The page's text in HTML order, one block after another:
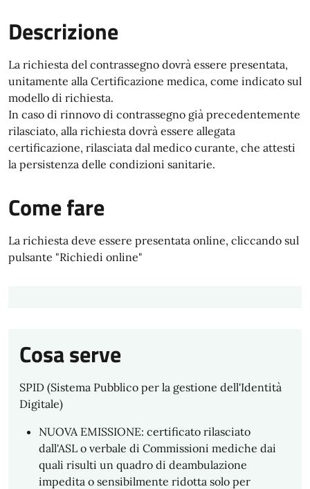
Descrizione
La richiesta del contrassegno dovrà essere presentata,
unitamente alla Certificazione medica, come indicato sul
modello di richiesta.
In caso di rinnovo di contrassegno già precedentemente
rilasciato, alla richiesta dovrà essere allegata
certificazione, rilasciata dal medico curante, che attesti
la persistenza delle condizioni sanitarie.
Come fare
La richiesta deve essere presentata online, cliccando sul
pulsante "Richiedi online"
Cosa serve
SPID (Sistema Pubblico per la gestione dell'Identità
Digitale)
NUOVA EMISSIONE: certificato rilasciato
dall'ASL o verbale di Commissioni mediche dai
quali risulti un quadro di deambulazione
impedita o sensibilmente ridotta solo per